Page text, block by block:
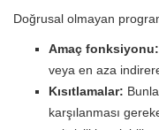
Doğrusal olmayan
Amaç fonksiyonu:
veya en aza
Kısıtlamalar:
karşılanması